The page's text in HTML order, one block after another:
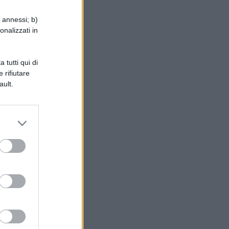
b)
in
tutti qui di
rifiutare